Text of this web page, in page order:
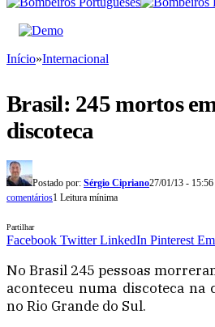
Início»Internacional
Brasil: 245 mortos
discoteca
Postado por: Sérgio Cipriano27/01/13 - 15:56
comentários1 Leitura mínima
Partilhar
Facebook Twitter LinkedIn Pinterest
No Brasil 245 pessoas
aconteceu numa discoteca na
no Rio Grande do Sul.